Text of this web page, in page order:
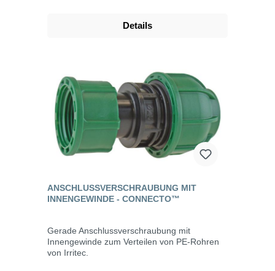
Details
ANSCHLUSSVERSCHRAUBUNG MIT
INNENGEWINDE - CONNECTO™
Gerade Anschlussverschraubung mit
Innengewinde zum Verteilen von PE-Rohren
von Irritec.